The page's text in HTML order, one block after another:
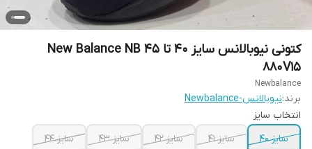
کتونی نیوبالانس سایز ۴۰ تا ۴۵ New Balance NB
880V15
Newbalance
برند:نیوبالانس-Newbalance
انتخاب سایز
سایز ۴۰
سایز ۴۱ سایز ۴۲ سایز ۴۳ سایز ۴۴